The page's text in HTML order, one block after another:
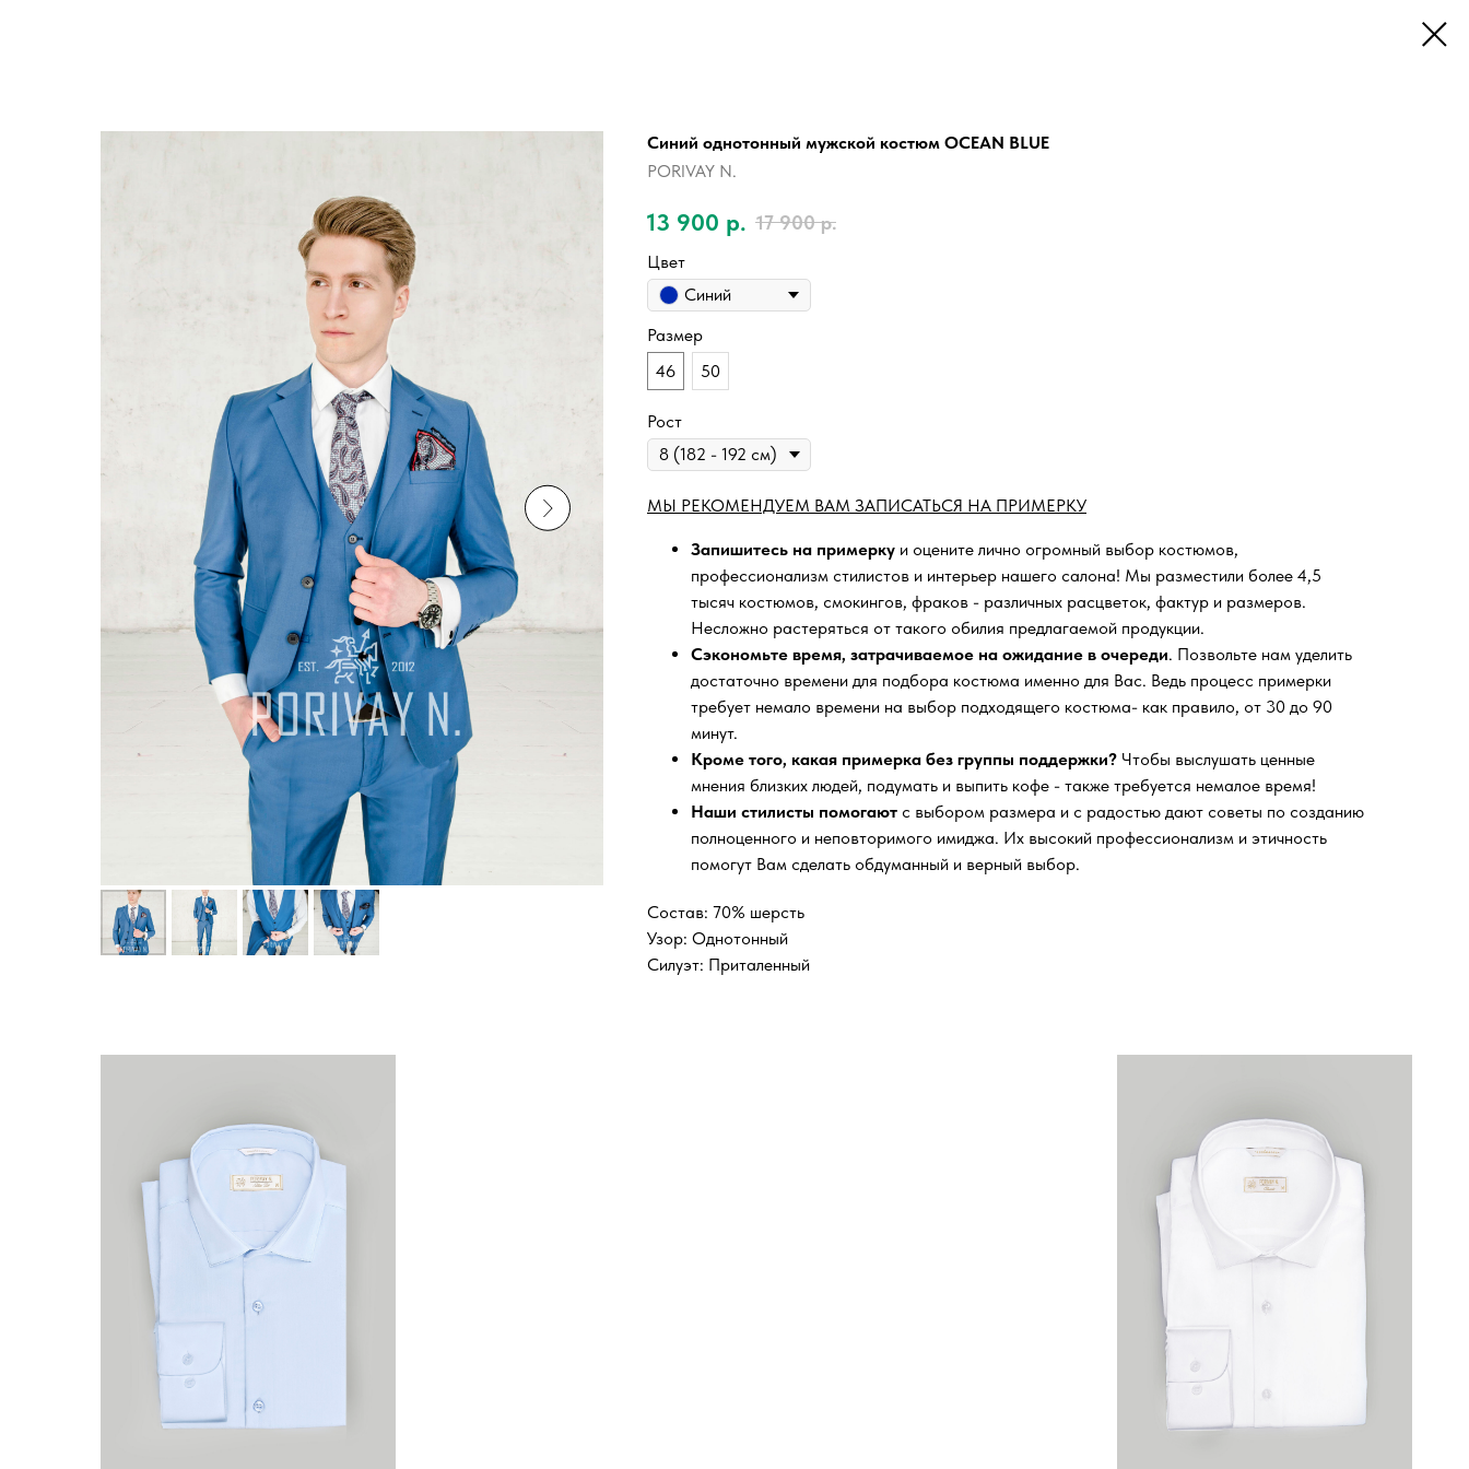
Синий однотонный мужской костюм OCEAN BLUE
PORIVAY N.
13 900 р. 17 900 р.
Цвет
Синий
Размер
46
50
Рост
МЫ РЕКОМЕНДУЕМ ВАМ ЗАПИСАТЬСЯ НА ПРИМЕРКУ
Запишитесь на примерку и оцените лично огромный выбор костюмов,
профессионализм стилистов и интерьер нашего салона! Мы разместили более 4,5
тысяч костюмов, смокингов, фраков - различных расцветок, фактур и размеров.
Несложно растеряться от такого обилия предлагаемой продукции.
Сэкономьте время, затрачиваемое на ожидание в очереди. Позвольте нам уделить
достаточно времени для подбора костюма именно для Вас. Ведь процесс примерки
требует немало времени на выбор подходящего костюма- как правило, от 30 до 90
минут.
Кроме того, какая примерка без группы поддержки? Чтобы выслушать ценные
мнения близких людей, подумать и выпить кофе - также требуется немалое время!
Наши стилисты помогают с выбором размера и с радостью дают советы по созданию
полноценного и неповторимого имиджа. Их высокий профессионализм и этичность
помогут Вам сделать обдуманный и верный выбор.
Состав: 70% шерсть
Узор: Однотонный
Силуэт: Приталенный